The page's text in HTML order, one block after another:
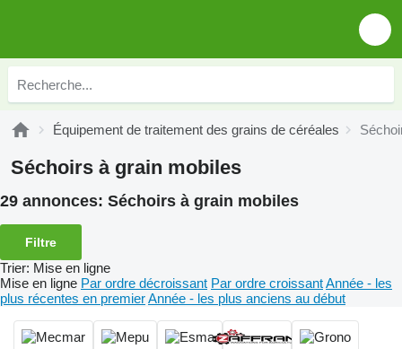
Équipement de traitement des grains de céréales
Séchoirs à grain mobiles
29 annonces: Séchoirs à grain mobiles
Filtre
Trier: Mise en ligne
Mise en ligne Par ordre décroissant Par ordre croissantAnnée - les
plus récentes en premierAnnée - les plus anciens au début